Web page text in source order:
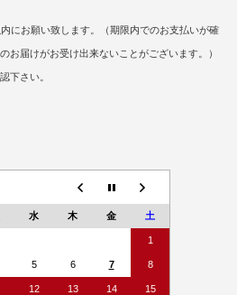
にお願い致します。（期限内でのお支払いが確
お届けがお受け出来ないことがございます。）
下さい。
水 木 金 土
1
5 6 7 8
12 13 14 15